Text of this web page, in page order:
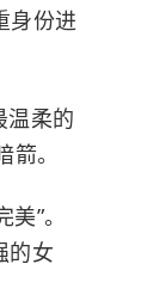
身份进
温柔的
。
”。
的女